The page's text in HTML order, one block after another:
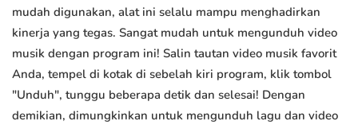
mudah digunakan, alat ini selalu mampu menghadirkan
kinerja yang tegas. Sangat mudah untuk mengunduh video
musik dengan program ini! Salin tautan video musik favorit
Anda, tempel di kotak di sebelah kiri program, klik tombol
"Unduh", tunggu beberapa detik dan selesai! Dengan
demikian, dimungkinkan untuk mengunduh lagu dan video